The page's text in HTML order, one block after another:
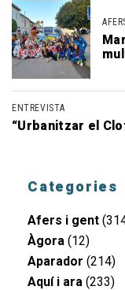
ENTREVISTA
“Urbanitzar el
Categories
Afers i gent
Àgora (12)
Aparador (214)
Aquí i ara (233)